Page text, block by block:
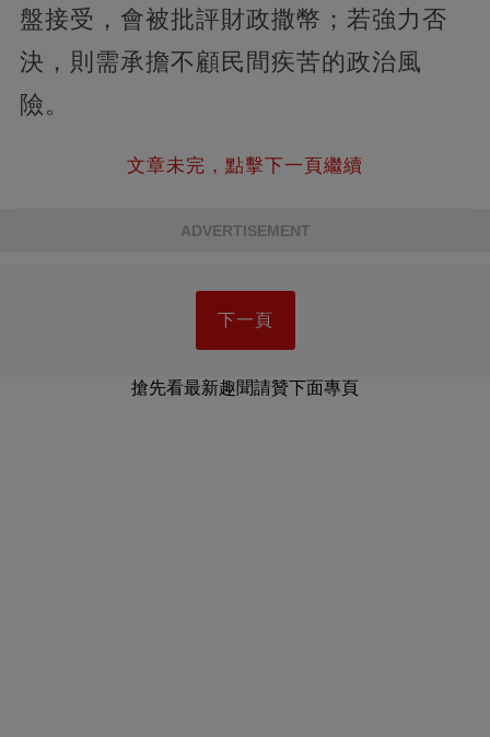
盤接受，會被批評財政撒幣；若強力否
決，則需承擔不顧民間疾苦的政治風
險。
文章未完，點擊下一頁繼續
ADVERTISEMENT
下一頁
搶先看最新趣聞請贊下面專頁